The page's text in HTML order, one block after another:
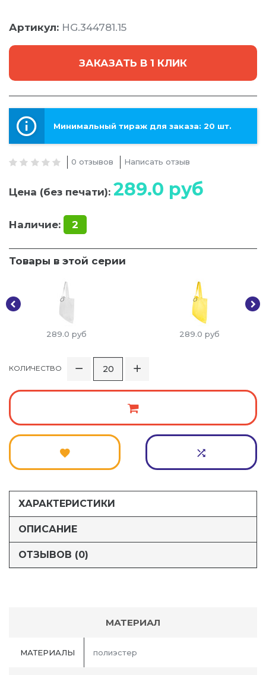
Артикул: HG.344781.15
ЗАКАЗАТЬ В 1 КЛИК
Минимальный тираж для заказа: 20 шт.
0 отзывов Написать отзыв
Цена (без печати): 289.0 руб
Наличие: 2
Товары в этой серии
289.0 руб 289.0 руб
КОЛИЧЕСТВО
ХАРАКТЕРИСТИКИ
ОПИСАНИЕ
ОТЗЫВОВ (0)
МАТЕРИАЛ
МАТЕРИАЛЫ полиэстер